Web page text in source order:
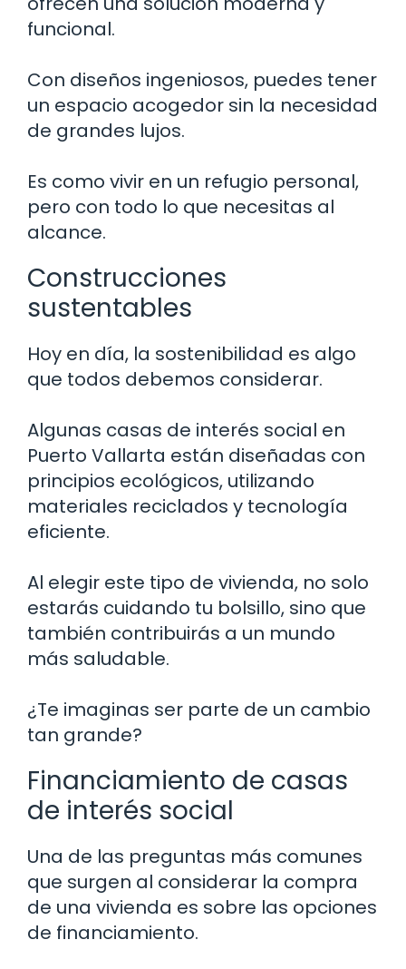
funcional.
Con diseños ingeniosos, puedes tener
un espacio acogedor sin la necesidad
de grandes lujos.
Es como vivir en un refugio personal,
pero con todo lo que necesitas al
alcance.
Construcciones
sustentables
Hoy en día, la sostenibilidad es algo
que todos debemos considerar.
Algunas casas de interés social en
Puerto Vallarta están diseñadas con
principios ecológicos, utilizando
materiales reciclados y tecnología
eficiente.
Al elegir este tipo de vivienda, no solo
estarás cuidando tu bolsillo, sino que
también contribuirás a un mundo
más saludable.
¿Te imaginas ser parte de un cambio
tan grande?
Financiamiento de casas
de interés social
Una de las preguntas más comunes
que surgen al considerar la compra
de una vivienda es sobre las opciones
de financiamiento.